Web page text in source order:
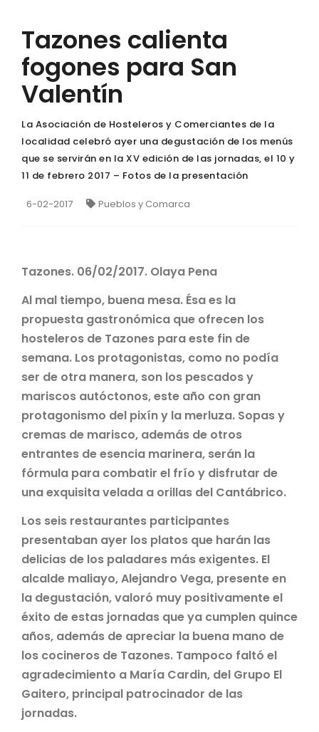
Tazones calienta
fogones para San
Valentín
La Asociación de Hosteleros y Comerciantes de la
localidad celebró ayer una degustación de los menús
que se servirán en la XV edición de las jornadas, el 10 y
11 de febrero 2017 – Fotos de la presentación
6-02-2017 Pueblos y Comarca
Tazones. 06/02/2017. Olaya Pena
Al mal tiempo, buena mesa. Ésa es la
propuesta gastronómica que ofrecen los
hosteleros de Tazones para este fin de
semana. Los protagonistas, como no podía
ser de otra manera, son los pescados y
mariscos autóctonos, este año con gran
protagonismo del pixín y la merluza. Sopas y
cremas de marisco, además de otros
entrantes de esencia marinera, serán la
fórmula para combatir el frío y disfrutar de
una exquisita velada a orillas del Cantábrico.
Los seis restaurantes participantes
presentaban ayer los platos que harán las
delicias de los paladares más exigentes. El
alcalde maliayo, Alejandro Vega, presente en
la degustación, valoró muy positivamente el
éxito de estas jornadas que ya cumplen quince
años, además de apreciar la buena mano de
los cocineros de Tazones. Tampoco faltó el
agradecimiento a María Cardin, del Grupo El
Gaitero, principal patrocinador de las
jornadas.